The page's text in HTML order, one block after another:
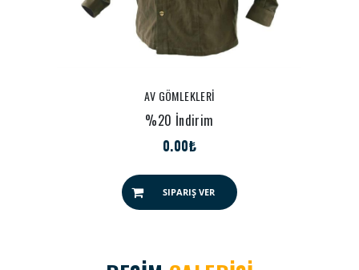
AV GÖMLEKLERİ
%20 İndirim
0.00₺
SIPARIŞ VER